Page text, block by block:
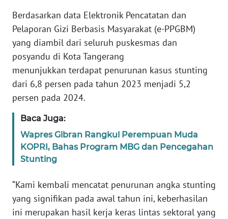
Berdasarkan data Elektronik Pencatatan dan
Pelaporan Gizi Berbasis Masyarakat (e-PPGBM)
yang diambil dari seluruh puskesmas dan
posyandu di Kota Tangerang
menunjukkan terdapat penurunan kasus stunting
dari 6,8 persen pada tahun 2023 menjadi 5,2
persen pada 2024.
Baca Juga:
Wapres Gibran Rangkul Perempuan Muda
KOPRI, Bahas Program MBG dan Pencegahan
Stunting
“Kami kembali mencatat penurunan angka stunting
yang signifikan pada awal tahun ini, keberhasilan
ini merupakan hasil kerja keras lintas sektoral yang
WN
RIAU
WN
SERAMBI
JAMBI
WN
SULTRA
WN